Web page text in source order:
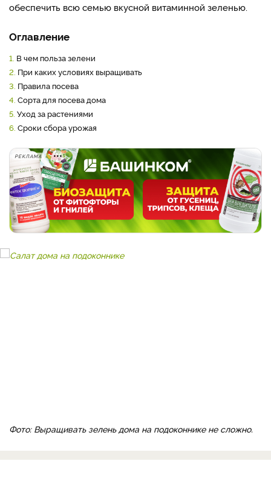
обеспечить всю семью вкусной витаминной зеленью.
Оглавление
1. В чем польза зелени
2. При каких условиях выращивать
3. Правила посева
4. Сорта для посева дома
5. Уход за растениями
6. Сроки сбора урожая
РЕКЛАМА
Фото: Выращивать зелень дома на подоконнике не сложно.